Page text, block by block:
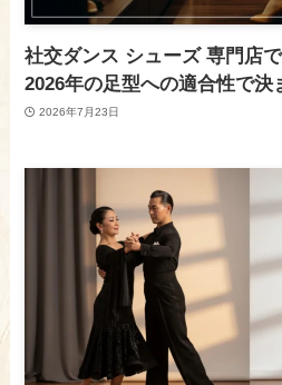
社交ダンス シューズ 専門店
2026年の足型への適合性で決
2026年7月23日